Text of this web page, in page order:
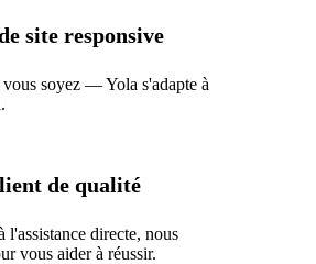
site responsive
soyez — Yola s'adapte à
de qualité
l'assistance directe, nous
vous aider à réussir.